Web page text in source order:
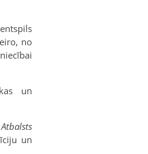
no
un
Atbalsts
un